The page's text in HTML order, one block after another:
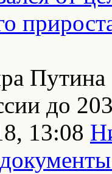
Путина
до
13:08